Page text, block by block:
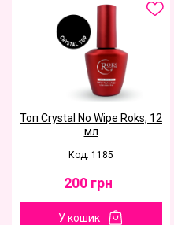
Топ Crystal No Wipe Roks, 12
мл
Код: 1185
200 грн
У кошик